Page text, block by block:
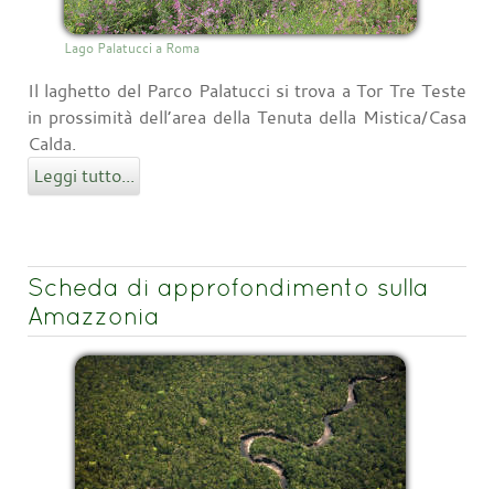
Lago Palatucci a Roma
Il laghetto del Parco Palatucci si trova a Tor Tre Teste
in prossimità dell’area della Tenuta della Mistica/Casa
Calda.
Leggi tutto...
Scheda di approfondimento sulla
Amazzonia